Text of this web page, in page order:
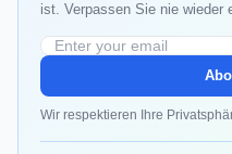
ist. Verpassen Sie nie wieder
Wir respektieren Ihre